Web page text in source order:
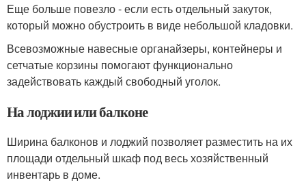
Еще больше повезло - если есть отдельный закуток,
который можно обустроить в виде небольшой кладовки.
Всевозможные навесные органайзеры, контейнеры и
сетчатые корзины помогают функционально
задействовать каждый свободный уголок.
На лоджии или балконе
Ширина балконов и лоджий позволяет разместить на их
площади отдельный шкаф под весь хозяйственный
инвентарь в доме.